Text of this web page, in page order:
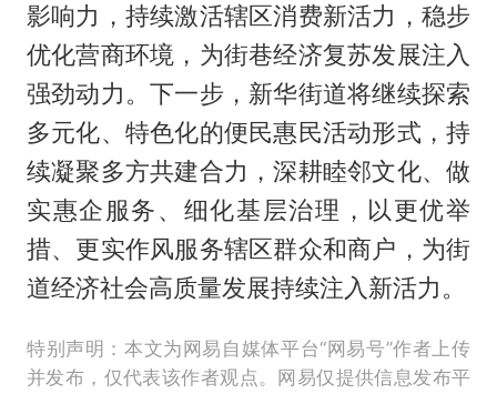
影响力，持续激活辖区消费新活力，稳步
优化营商环境，为街巷经济复苏发展注入
强劲动力。下一步，新华街道将继续探索
多元化、特色化的便民惠民活动形式，持
续凝聚多方共建合力，深耕睦邻文化、做
实惠企服务、细化基层治理，以更优举
措、更实作风服务辖区群众和商户，为街
道经济社会高质量发展持续注入新活力。
特别声明：本文为网易自媒体平台“网易号”作者上传
并发布，仅代表该作者观点。网易仅提供信息发布平